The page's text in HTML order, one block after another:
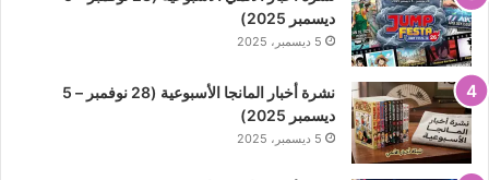
ديسمبر 2025)
5 ديسمبر، 2025
نشرة أخبار المانجا الأسبوعية (28 نوفمبر – 5
ديسمبر 2025)
5 ديسمبر، 2025